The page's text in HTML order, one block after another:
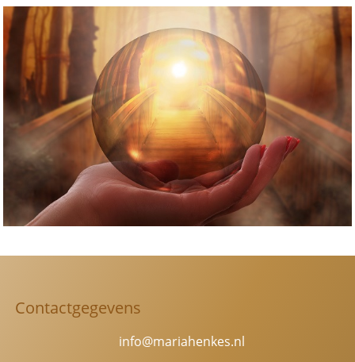
mei
2023
aantal
Contactgegevens
info@mariahenkes.nl